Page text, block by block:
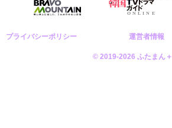
プライバシーポリシー 運営者情報
© 2019-2026 ふたまん＋